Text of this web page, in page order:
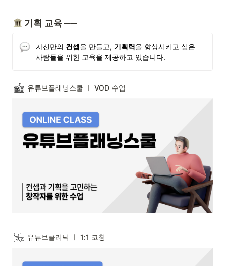
기획 교육 ──
자신만의 컨셉을 만들고, 기획력을 향상시키고 싶은
사람들을 위한 교육을 제공하고 있습니다.
유튜브플래닝스쿨 ㅣ VOD 수업
유튜브클리닉 ㅣ 1:1 코칭